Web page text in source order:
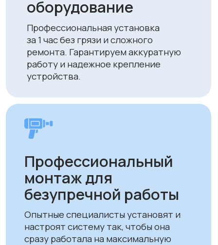
Учитываем площадь, тип и
особенности вашего пространства,
чтобы обеспечить оптимальную
вентиляцию.